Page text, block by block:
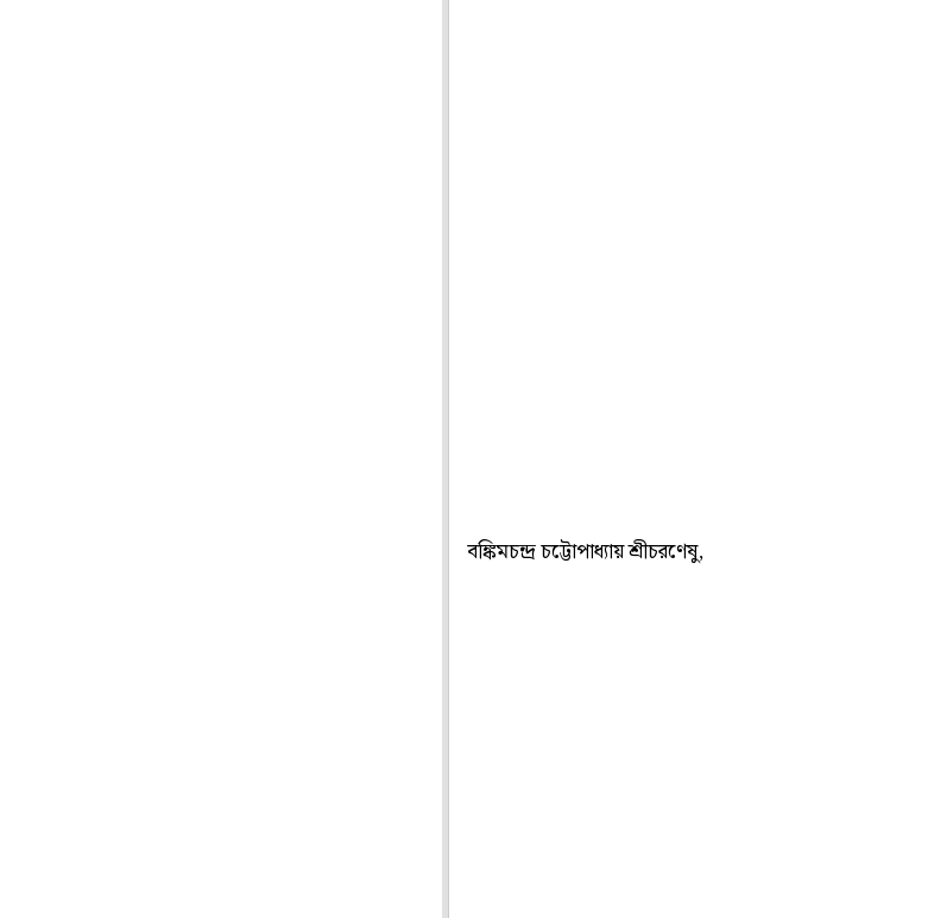
বঙ্কিমচন্দ্র চট্টোপাধ্যায় শ্রীচরণেষু,